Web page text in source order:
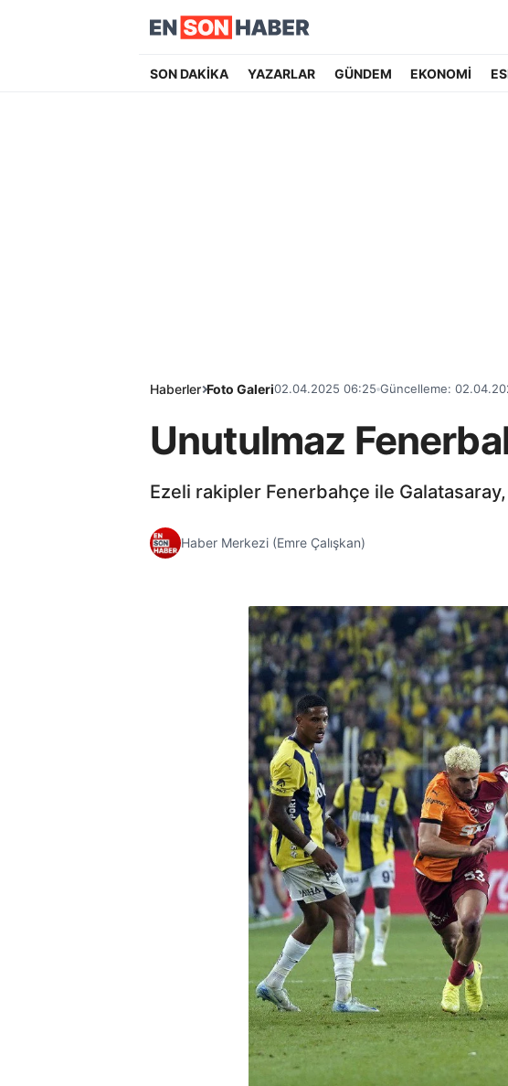
SON DAKİKA YAZARLAR GÜNDEM EKONOMİ
Haberler Foto Galeri02.04.2025 06:25 Güncelleme:
Unutulmaz
Ezeli rakipler Fenerbahçe ile
Haber Merkezi (Emre Çalışkan)